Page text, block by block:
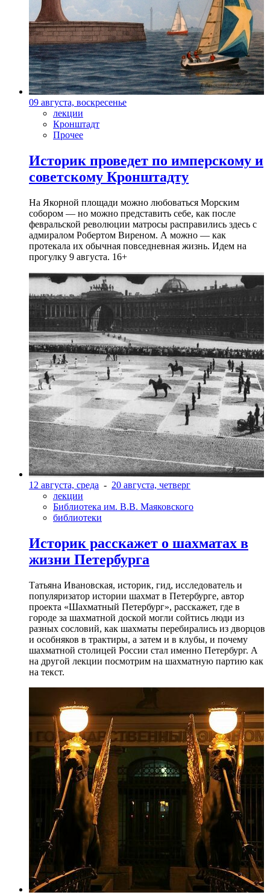
09 августа, воскресенье
лекции
Кронштадт
Прочее
Историк проведет по имперскому и
советскому Кронштадту
На Якорной площади можно любоваться Морским
собором — но можно представить себе, как после
февральской революции матросы расправились здесь с
адмиралом Робертом Виреном. А можно — как
протекала их обычная повседневная жизнь. Идем на
прогулку 9 августа. 16+
12 августа, среда - 20 августа, четверг
лекции
Библиотека им. В.В. Маяковского
библиотеки
Историк расскажет о шахматах в
жизни Петербурга
Татьяна Ивановская, историк, гид, исследователь и
популяризатор истории шахмат в Петербурге, автор
проекта «Шахматный Петербург», расскажет, где в
городе за шахматной доской могли сойтись люди из
разных сословий, как шахматы перебирались из дворцов
и особняков в трактиры, а затем и в клубы, и почему
шахматной столицей России стал именно Петербург. А
на другой лекции посмотрим на шахматную партию как
на текст.